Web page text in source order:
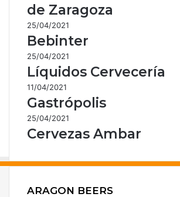
de Zaragoza
25/04/2021
Bebinter
25/04/2021
Líquidos Cervecería
11/04/2021
Gastrópolis
25/04/2021
Cervezas Ambar
ARAGON BEERS